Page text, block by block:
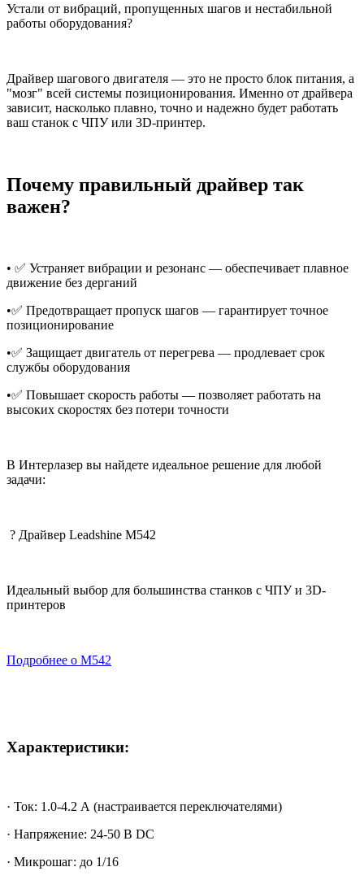
Устали от вибраций, пропущенных шагов и нестабильной
работы оборудования?
Драйвер шагового двигателя — это не просто блок питания, а
"мозг" всей системы позиционирования. Именно от драйвера
зависит, насколько плавно, точно и надежно будет работать
ваш станок с ЧПУ или 3D-принтер.
Почему правильный драйвер так
важен?
• ✅ Устраняет вибрации и резонанс — обеспечивает плавное
движение без дерганий
•✅ Предотвращает пропуск шагов — гарантирует точное
позиционирование
•✅ Защищает двигатель от перегрева — продлевает срок
службы оборудования
•✅ Повышает скорость работы — позволяет работать на
высоких скоростях без потери точности
В Интерлазер вы найдете идеальное решение для любой
задачи:
? Драйвер Leadshine M542
Идеальный выбор для большинства станков с ЧПУ и 3D-
принтеров
Подробнее о M542
Характеристики:
· Ток: 1.0-4.2 А (настраивается переключателями)
· Напряжение: 24-50 В DC
· Микрошаг: до 1/16